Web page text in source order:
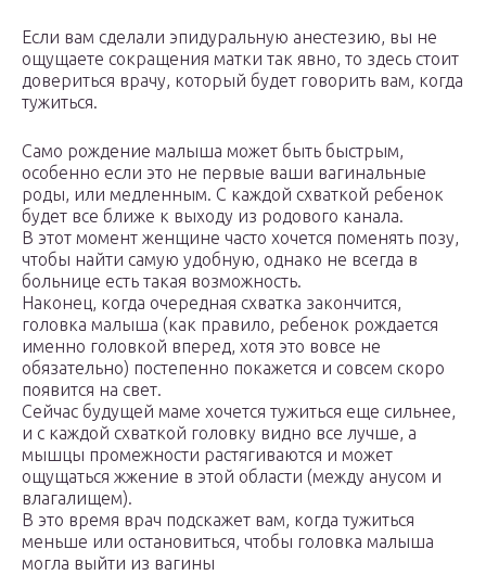
Если вам сделали эпидуральную анестезию, вы не
ощущаете сокращения матки так явно, то здесь стоит
довериться врачу, который будет говорить вам, когда
тужиться.
Само рождение малыша может быть быстрым,
особенно если это не первые ваши вагинальные
роды, или медленным. С каждой схваткой ребенок
будет все ближе к выходу из родового канала.
В этот момент женщине часто хочется поменять позу,
чтобы найти самую удобную, однако не всегда в
больнице есть такая возможность.
Наконец, когда очередная схватка закончится,
головка малыша (как правило, ребенок рождается
именно головкой вперед, хотя это вовсе не
обязательно) постепенно покажется и совсем скоро
появится на свет.
Сейчас будущей маме хочется тужиться еще сильнее,
и с каждой схваткой головку видно все лучше, а
мышцы промежности растягиваются и может
ощущаться жжение в этой области (между анусом и
влагалищем).
В это время врач подскажет вам, когда тужиться
меньше или остановиться, чтобы головка малыша
могла выйти из вагины